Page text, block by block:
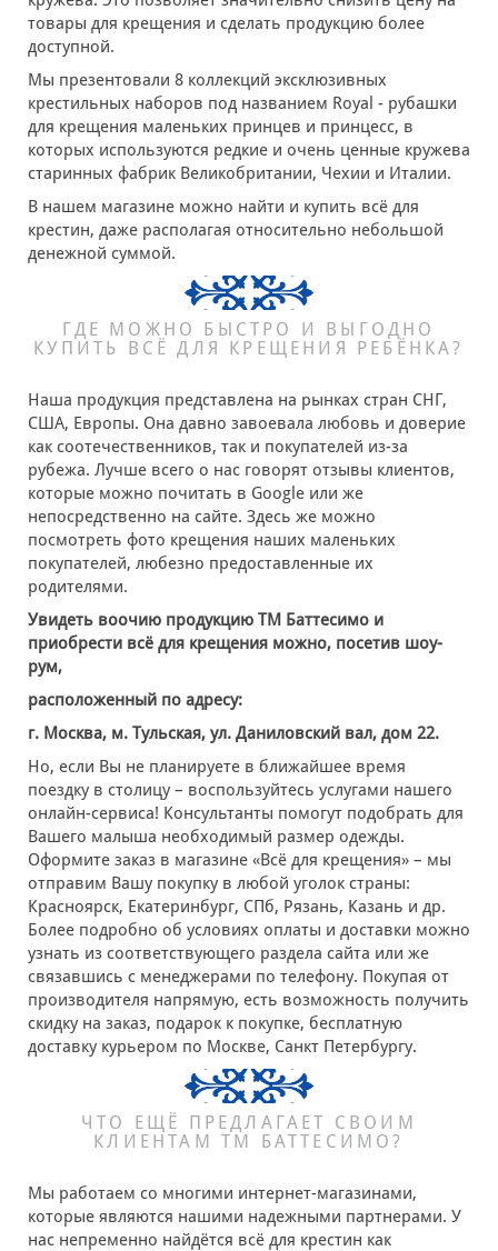
товары для крещения и сделать продукцию более
доступной.
Мы презентовали 8 коллекций эксклюзивных
крестильных наборов под названием Royal - рубашки
для крещения маленьких принцев и принцесс, в
которых используются редкие и очень ценные кружева
старинных фабрик Великобритании, Чехии и Италии.
В нашем магазине можно найти и купить всё для
крестин, даже располагая относительно небольшой
денежной суммой.
ГДЕ МОЖНО БЫСТРО И ВЫГОДНО
КУПИТЬ ВСЁ ДЛЯ КРЕЩЕНИЯ РЕБЁНКА?
Наша продукция представлена на рынках стран СНГ,
США, Европы. Она давно завоевала любовь и доверие
как соотечественников, так и покупателей из-за
рубежа. Лучше всего о нас говорят отзывы клиентов,
которые можно почитать в Google или же
непосредственно на сайте. Здесь же можно
посмотреть фото крещения наших маленьких
покупателей, любезно предоставленные их
родителями.
Увидеть воочию продукцию ТМ Баттесимо и
приобрести всё для крещения можно, посетив шоу-
рум,
расположенный по адресу:
г. Москва, м. Тульская, ул. Даниловский вал, дом 22.
Но, если Вы не планируете в ближайшее время
поездку в столицу – воспользуйтесь услугами нашего
онлайн-сервиса! Консультанты помогут подобрать для
Вашего малыша необходимый размер одежды.
Оформите заказ в магазине «Всё для крещения» – мы
отправим Вашу покупку в любой уголок страны:
Красноярск, Екатеринбург, СПб, Рязань, Казань и др.
Более подробно об условиях оплаты и доставки можно
узнать из соответствующего раздела сайта или же
связавшись с менеджерами по телефону. Покупая от
производителя напрямую, есть возможность получить
скидку на заказ, подарок к покупке, бесплатную
доставку курьером по Москве, Санкт Петербургу.
ЧТО ЕЩЁ ПРЕДЛАГАЕТ СВОИМ
КЛИЕНТАМ ТМ БАТТЕСИМО?
Мы работаем со многими интернет-магазинами,
которые являются нашими надежными партнерами. У
нас непременно найдётся всё для крестин как